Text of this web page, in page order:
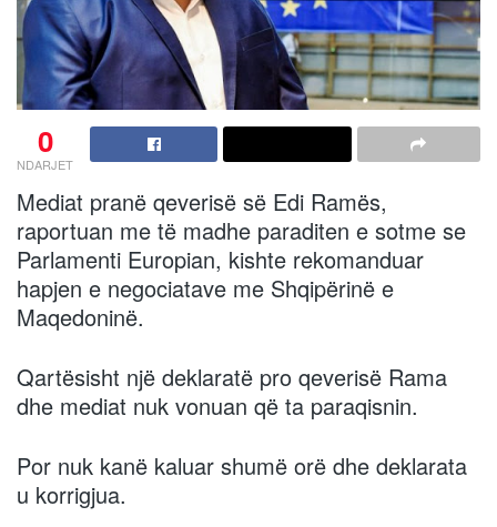
0
NDARJET
Mediat pranë qeverisë së Edi Ramës,
raportuan me të madhe paraditen e sotme se
Parlamenti Europian, kishte rekomanduar
hapjen e negociatave me Shqipërinë e
Maqedoninë.
Qartësisht një deklaratë pro qeverisë Rama
dhe mediat nuk vonuan që ta paraqisnin.
Por nuk kanë kaluar shumë orë dhe deklarata
u korrigjua.